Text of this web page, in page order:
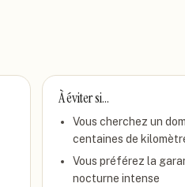
À éviter si…
Vous cherchez un
centaines de
Vous préférez la
nocturne intense